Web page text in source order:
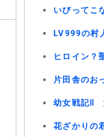
いびってこ
LV999の
ヒロイン？
片田舎の
幼女戦記Ⅱ
花ざかりの